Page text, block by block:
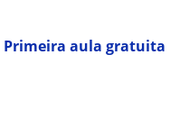
Primeira aula gratuita